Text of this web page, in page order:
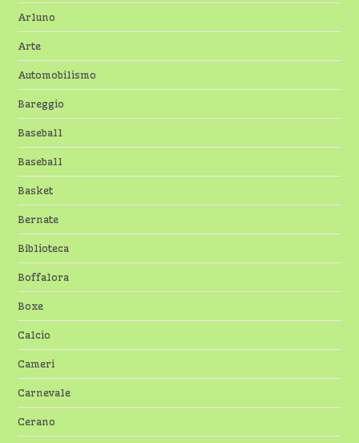
Arluno
Arte
Automobilismo
Bareggio
Baseball
Baseball
Basket
Bernate
Biblioteca
Boffalora
Boxe
Calcio
Cameri
Carnevale
Cerano